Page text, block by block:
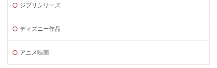
ジブリシリーズ
ディズニー作品
アニメ映画